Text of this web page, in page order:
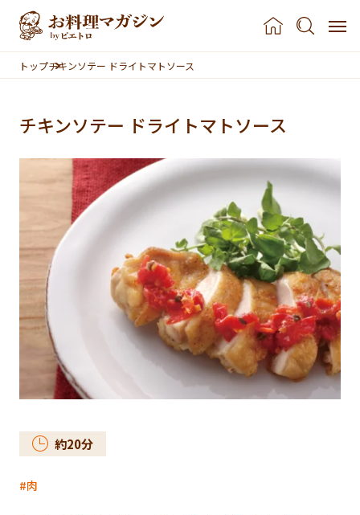
本文へスキップ
トップチキンソテー ドライトマトソース
チキンソテー ドライトマトソース
約20分
肉